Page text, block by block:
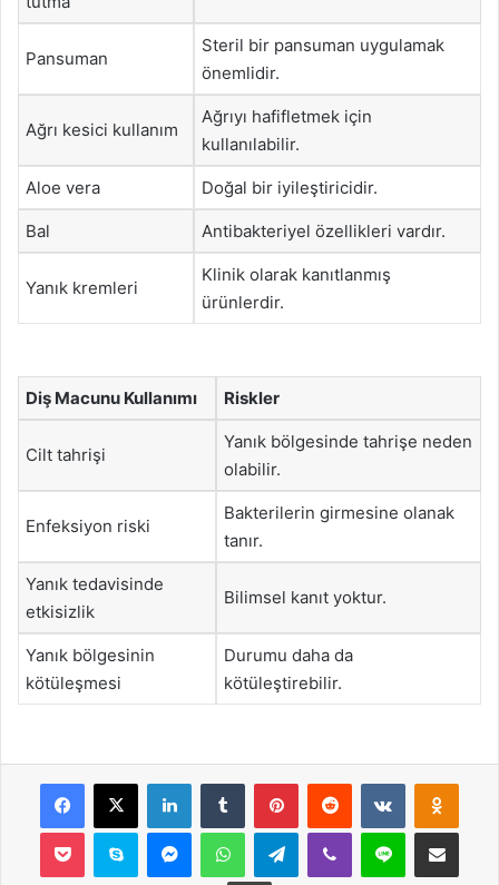
Pansuman
Steril bir pansuman uygulamak
önemlidir.
Ağrı kesici kullanım
Ağrıyı hafifletmek için
kullanılabilir.
Aloe vera Doğal bir iyileştiricidir.
Bal Antibakteriyel özellikleri vardır.
Yanık kremleri
Klinik olarak kanıtlanmış
ürünlerdir.
Diş Macunu Kullanımı Riskler
Cilt tahrişi
Yanık bölgesinde tahrişe neden
olabilir.
Enfeksiyon riski
Bakterilerin girmesine olanak
tanır.
Yanık tedavisinde
etkisizlik
Bilimsel kanıt yoktur.
Yanık bölgesinin
kötüleşmesi
Durumu daha da
kötüleştirebilir.
Facebook
X LinkedInTumblr PinterestReddit VKontakte
Pocket Skype MessengerWhatsAppTelegramViber Line E-Posta ile
Yazdır